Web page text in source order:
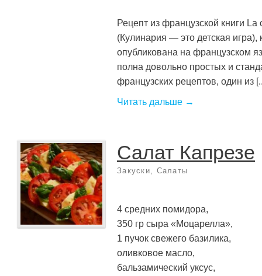
Рецепт из французской книги
(Кулинария — это детская
опубликована на французском
полна довольно простых и
французских рецептов, один из
Читать дальше →
Салат Капрезе
Закуски, Салаты
4 средних помидора,
350 гр сыра «Моцарелла»,
1 пучок свежего базилика,
оливковое масло,
бальзамический уксус,